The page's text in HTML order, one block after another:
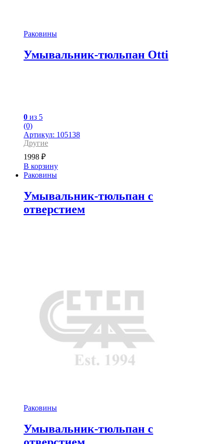
Раковины
Умывальник-тюльпан Otti
0 из 5
(0)
Артикул: 105138
Другие
1998 ₽
В корзину
Раковины
Умывальник-тюльпан с
отверстием
Раковины
Умывальник-тюльпан с